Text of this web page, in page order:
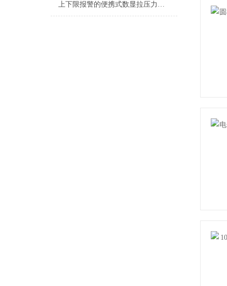
上下限报警的便携式数显拉压力测力计|数显拉压力便携式测力计